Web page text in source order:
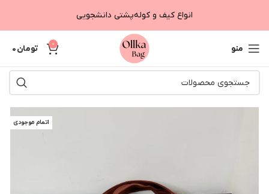
انواع کیف و کوله‌پشتی دانشجویی
منو 0 تومان
اتمام موجودی